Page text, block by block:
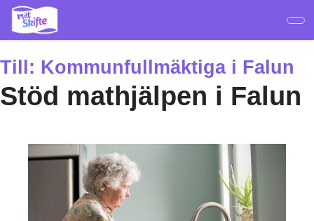
Hoppa
huvudinnehåll
Till: Kommunfullmäktiga i Falun
Stöd mathjälpen i Falun